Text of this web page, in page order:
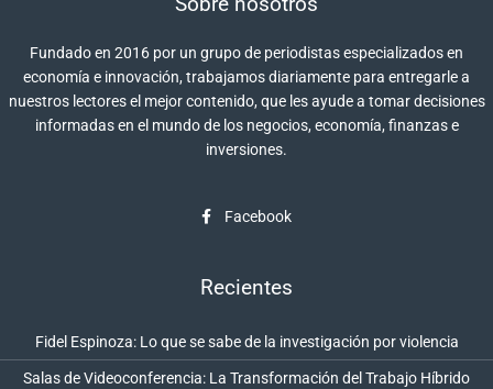
Fundado en 2016 por un grupo de periodistas especializados en
economía e innovación, trabajamos diariamente para entregarle a
nuestros lectores el mejor contenido, que les ayude a tomar decisiones
informadas en el mundo de los negocios, economía, finanzas e
inversiones.
Facebook
Recientes
Fidel Espinoza: Lo que se sabe de la investigación por violencia
Salas de Videoconferencia: La Transformación del Trabajo Híbrido